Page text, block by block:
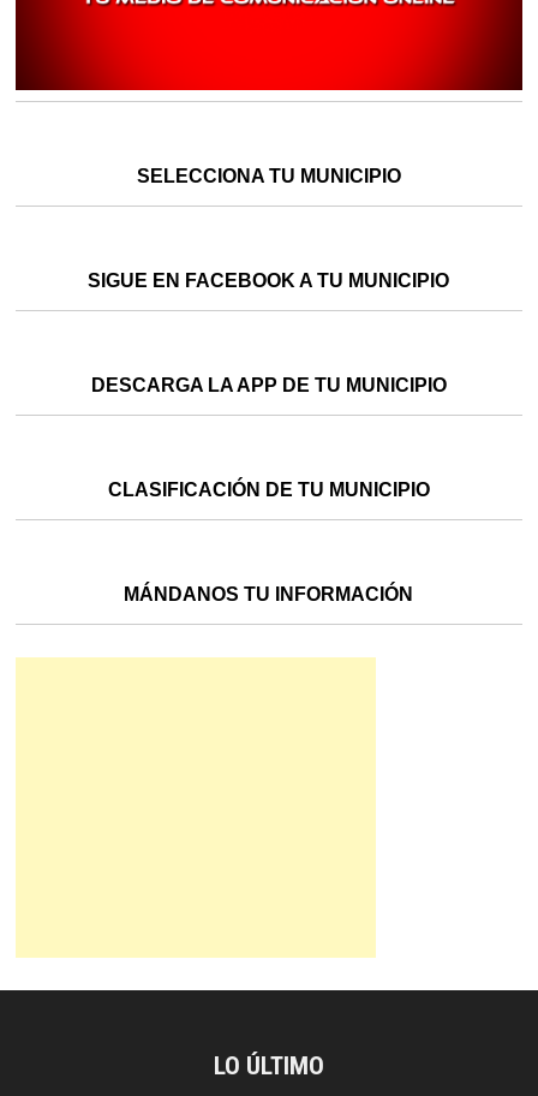
SELECCIONA TU MUNICIPIO
SIGUE EN FACEBOOK A TU MUNICIPIO
DESCARGA LA APP DE TU MUNICIPIO
CLASIFICACIÓN DE TU MUNICIPIO
MÁNDANOS TU INFORMACIÓN
LO ÚLTIMO